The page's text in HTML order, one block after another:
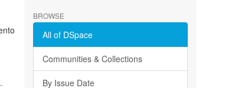
BROWSE
All of DSpace
Communities & Collections
By Issue Date